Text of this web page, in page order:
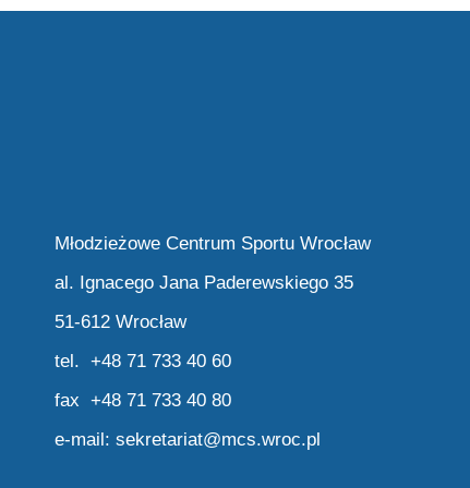
Młodzieżowe Centrum Sportu Wrocław
al. Ignacego Jana Paderewskiego 35
51-612 Wrocław
tel. +48 71 733 40 60
fax +48 71 733 40 80
e-mail: sekretariat@mcs.wroc.pl